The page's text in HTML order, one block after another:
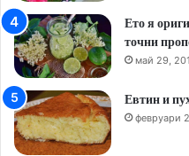
Ето я
точни
май 29,
Евтин и
февруари